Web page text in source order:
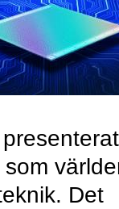
Det